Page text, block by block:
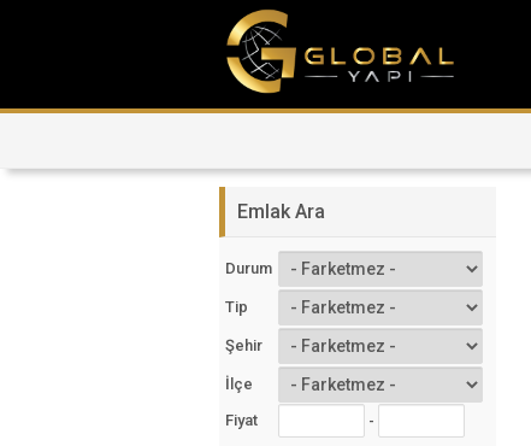
Emlak Ara
Durum
Tip
Şehir
İlçe
Fiyat
-